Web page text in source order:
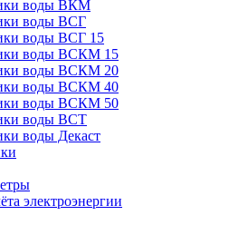
воды ВКМ
воды ВСГ
воды ВСГ 15
воды ВСКМ 15
воды ВСКМ 20
воды ВСКМ 40
воды ВСКМ 50
воды ВСТ
воды Декаст
электроэнергии